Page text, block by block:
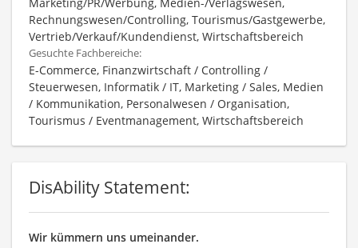
Rechnungswesen/Controlling, Tourismus/Gastgewerbe,
Vertrieb/Verkauf/Kundendienst, Wirtschaftsbereich
Gesuchte Fachbereiche:
E-Commerce, Finanzwirtschaft / Controlling /
Steuerwesen, Informatik / IT, Marketing / Sales, Medien
/ Kommunikation, Personalwesen / Organisation,
Tourismus / Eventmanagement, Wirtschaftsbereich
DisAbility Statement:
Wir kümmern uns umeinander.